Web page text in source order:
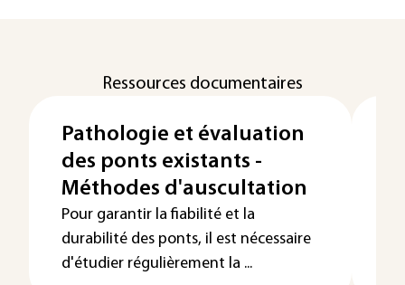
Ressources documentaires
Pathologie et évaluation
des ponts existants -
Méthodes d'auscultation
Pour garantir la fiabilité et la
durabilité des ponts, il est nécessaire
d'étudier régulièrement la ...